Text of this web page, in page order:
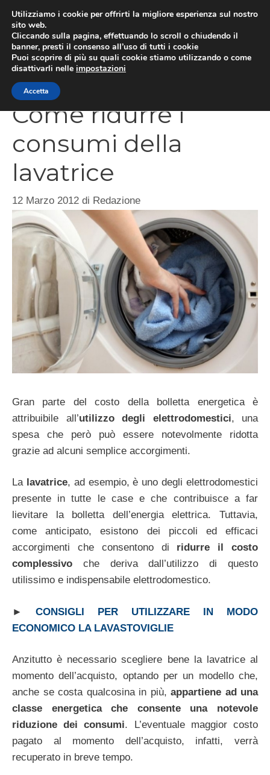
contenuto
Come ridurre i
consumi della
lavatrice
12 Marzo 2012 di Redazione
Gran parte del costo della bolletta energetica è
attribuibile all’utilizzo degli elettrodomestici, una
spesa che però può essere notevolmente ridotta
grazie ad alcuni semplice accorgimenti.
La lavatrice, ad esempio, è uno degli elettrodomestici
presente in tutte le case e che contribuisce a far
lievitare la bolletta dell’energia elettrica. Tuttavia,
come anticipato, esistono dei piccoli ed efficaci
accorgimenti che consentono di ridurre il costo
complessivo che deriva dall’utilizzo di questo
utilissimo e indispensabile elettrodomestico.
► CONSIGLI PER UTILIZZARE IN MODO
ECONOMICO LA LAVASTOVIGLIE
Anzitutto è necessario scegliere bene la lavatrice al
momento dell’acquisto, optando per un modello che,
anche se costa qualcosina in più, appartiene ad una
classe energetica che consente una notevole
riduzione dei consumi. L’eventuale maggior costo
pagato al momento dell’acquisto, infatti, verrà
recuperato in breve tempo.
Utilizziamo i cookie per offrirti la migliore esperienza sul nostro
sito web.
Cliccando sulla pagina, effettuando lo scroll o chiudendo il
banner, presti il consenso all’uso di tutti i cookie
Puoi scoprire di più su quali cookie stiamo utilizzando o come
disattivarli nelle impostazioni
Accetta